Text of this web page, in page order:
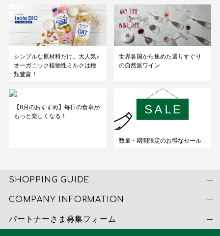
シンプルな原材料だけ。大人気♪
オーガニック植物性ミルクは種
類豊富！
世界各国から集めた選りすぐり
の自然派ワイン
【8月のおすすめ】毎日の食卓が
もっと楽しくなる！
数量・期間限定のお得なセール
SHOPPING GUIDE
COMPANY INFORMATION
パートナーさま募集フォーム